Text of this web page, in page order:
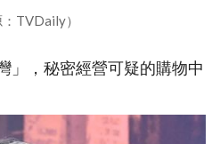
：TVDaily）
」，秘密經營可疑的購物中